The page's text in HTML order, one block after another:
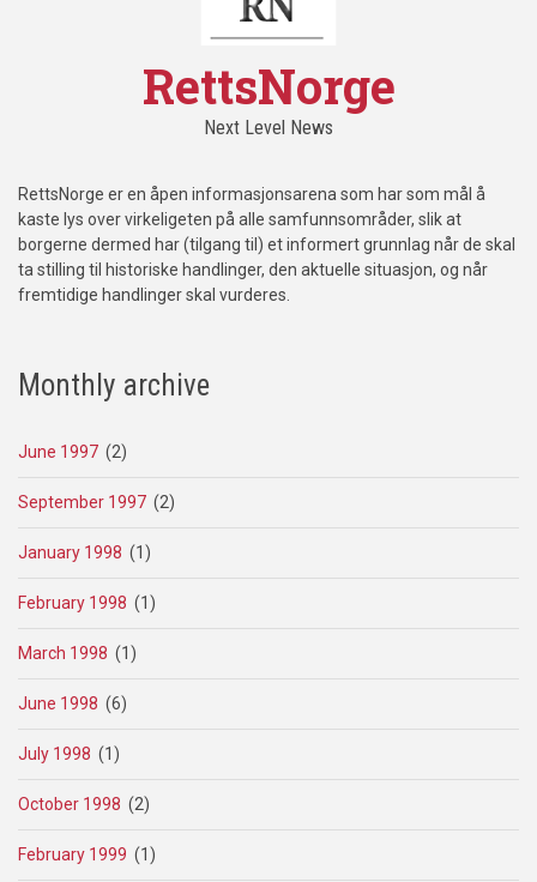
RettsNorge
Next Level News
RettsNorge er en åpen informasjonsarena som har som mål å
kaste lys over virkeligeten på alle samfunnsområder, slik at
borgerne dermed har (tilgang til) et informert grunnlag når de skal
ta stilling til historiske handlinger, den aktuelle situasjon, og når
fremtidige handlinger skal vurderes.
Monthly archive
June 1997 (2)
September 1997 (2)
January 1998 (1)
February 1998 (1)
March 1998 (1)
June 1998 (6)
July 1998 (1)
October 1998 (2)
February 1999 (1)